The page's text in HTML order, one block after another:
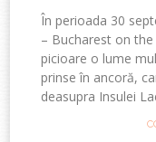
În perioada 30
– Bucharest on
picioare o lume
prinse în ancoră,
deasupra Insulei